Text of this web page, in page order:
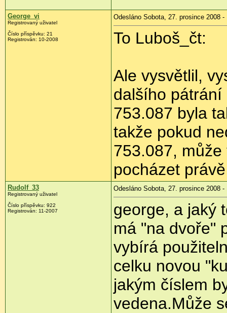
George_vi
Registrovaný uživatel
Číslo příspěvku: 21
Registrován: 10-2008
Odesláno Sobota, 27. prosince 2008 -
To Luboš_čt:
Ale vysvětlil,
dalšího pátrání
753.087 byla
takže pokud
753.087,
pocházet
Rudolf_33
Registrovaný uživatel
Číslo příspěvku: 922
Registrován: 11-2007
Odesláno Sobota, 27. prosince 2008 -
george, a jaký
má "na dvoře"
vybírá
celku novou
jakým číslem
vedena.Může